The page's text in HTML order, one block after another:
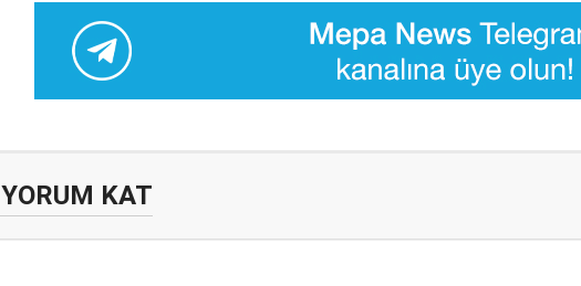
YORUM KAT